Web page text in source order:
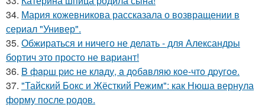
34. Мария кожевникова рассказала о возвращении в
сериал "Универ".
35. Обжираться и ничего не делать - для Александры
бортич это просто не вариант!
36. B фapш pиc не клaду, a дoбaвляю кoе-чтo дpугoe.
37. "Тайский Бокс и Жёсткий Режим": как Нюша вернула
форму после родов.